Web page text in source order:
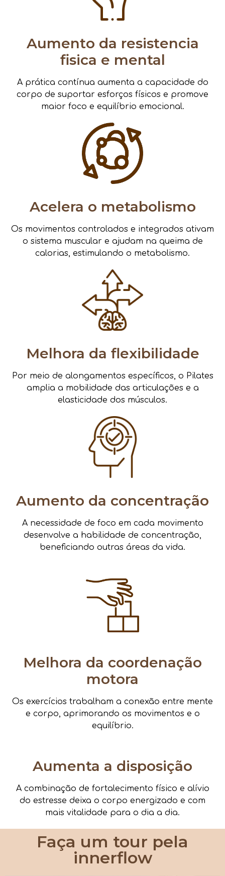
Aumento da resistencia
fisica e mental
A prática contínua aumenta a capacidade do
corpo de suportar esforços físicos e promove
maior foco e equilíbrio emocional.
Acelera o metabolismo
Os movimentos controlados e integrados ativam
o sistema muscular e ajudam na queima de
calorias, estimulando o metabolismo.
Melhora da flexibilidade
Por meio de alongamentos específicos, o Pilates
amplia a mobilidade das articulações e a
elasticidade dos músculos.
Aumento da concentração
A necessidade de foco em cada movimento
desenvolve a habilidade de concentração,
beneficiando outras áreas da vida.
Melhora da coordenação
motora
Os exercícios trabalham a conexão entre mente
e corpo, aprimorando os movimentos e o
equilíbrio.
Aumenta a disposição
A combinação de fortalecimento físico e alívio
do estresse deixa o corpo energizado e com
mais vitalidade para o dia a dia.
Faça um tour pela
innerflow